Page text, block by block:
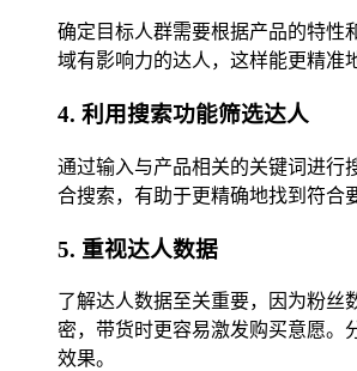
确定目标人群需要根据产品的特性
域有影响力的达人，这样能更精准
4. 利用搜索功能筛选达人
通过输入与产品相关的关键词进行
合搜索，有助于更精确地找到符合
5. 重视达人数据
了解达人数据至关重要，因为粉丝
密，带货时更容易激发购买意愿。
效果。